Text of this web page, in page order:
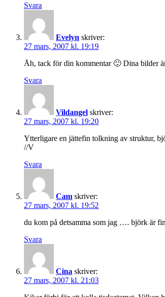
Svara
Evelyn skriver:
27 mars, 2007 kl. 19:19
Åh, tack för din kommentar 🙂 Dina bilder
Svara
Vildangel skriver:
27 mars, 2007 kl. 19:20
Ytterligare en jättefin tolkning av struktur,
//V
Svara
Cam skriver:
27 mars, 2007 kl. 19:52
du kom på detsamma som jag …. björk är
Svara
Cina skriver:
27 mars, 2007 kl. 21:03